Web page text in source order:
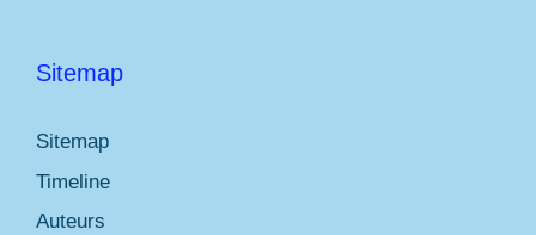
Sitemap
Sitemap
Timeline
Auteurs